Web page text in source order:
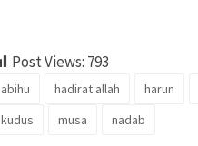
Post Views: 793
abihu hadirat allah harun
kudus
musa nadab